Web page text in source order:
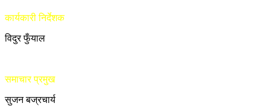
कार्यकारी निर्देशक
विदुर फुँयाल
समाचार प्रमुख
सुजन बज्रचार्य